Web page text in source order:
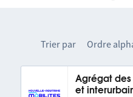
Trier par Ordre
Agrégat des
et